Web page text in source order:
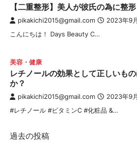
【二重整形】美人が彼氏の為に整
pikakichi2015@gmail.com 2023年9
こんにちは！ Days Beauty C…
美容・健康
レチノールの効果として正しいも
か？
pikakichi2015@gmail.com 2023年9
#レチノール #ビタミンC #化粧品 &…
投
過去の投稿